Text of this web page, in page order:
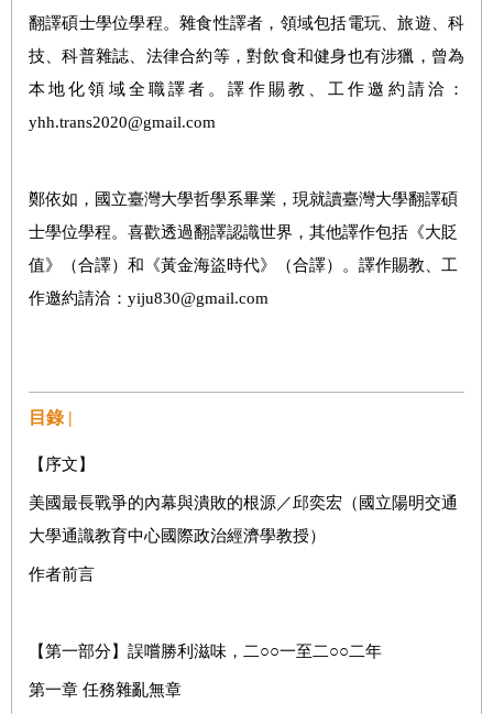
翻譯碩士學位學程。雜食性譯者，領域包括電玩、旅遊、科
技、科普雜誌、法律合約等，對飲食和健身也有涉獵，曾為
本地化領域全職譯者。譯作賜教、工作邀約請洽：
yhh.trans2020@gmail.com
鄭依如，國立臺灣大學哲學系畢業，現就讀臺灣大學翻譯碩
士學位學程。喜歡透過翻譯認識世界，其他譯作包括《大貶
值》（合譯）和《黃金海盜時代》（合譯）。譯作賜教、工
作邀約請洽：yiju830@gmail.com
目錄 |
【序文】
美國最長戰爭的內幕與潰敗的根源／邱奕宏（國立陽明交通
大學通識教育中心國際政治經濟學教授）
作者前言
【第一部分】誤嚐勝利滋味，二○○一至二○○二年
第一章 任務雜亂無章